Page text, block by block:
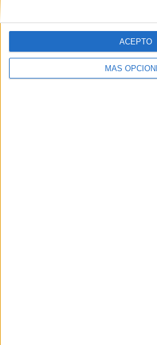
MÁS
ACEPTO
LO MÁS VISITADO